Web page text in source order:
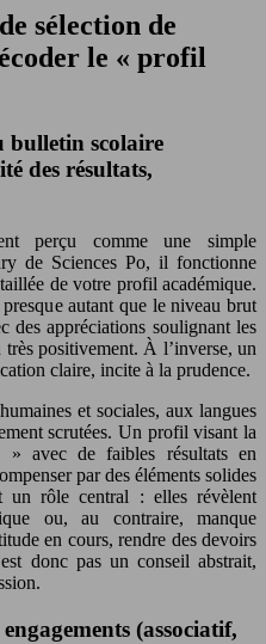
sélection de
le « profil
scolaire
des résultats,
perçu comme une simple
de Sciences Po, il fonctionne
de votre profil académique.
autant que le niveau brut
des appréciations soulignant les
positivement. À l’inverse, un
claire, incite à la prudence.
et sociales, aux langues
scrutées. Un profil visant la
avec de faibles résultats en
par des éléments solides
un rôle central : elles révèlent
ou, au contraire, manque
en cours, rendre des devoirs
donc pas un conseil abstrait,
(associatif,